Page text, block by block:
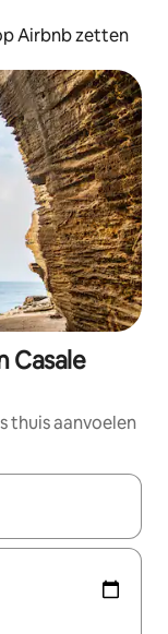
Airbnb zetten
Casale
thuis aanvoelen
je een keuze